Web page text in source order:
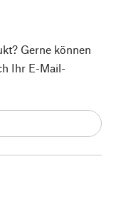
Gerne können
Ihr E-Mail-